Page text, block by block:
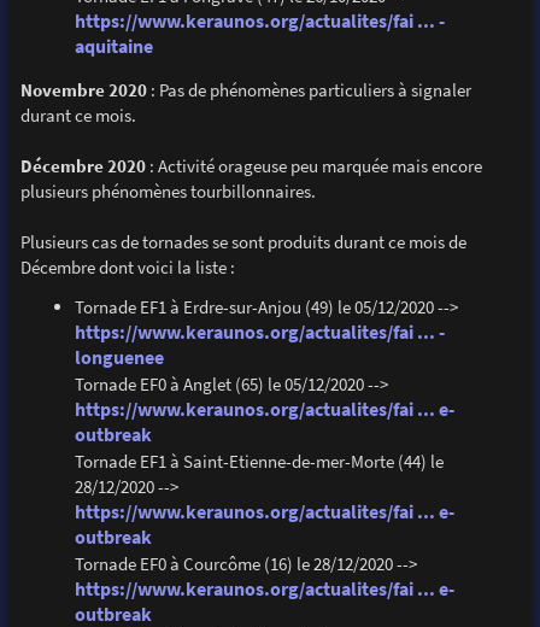
https://www.keraunos.org/actualites/fai ... -
aquitaine
Novembre 2020: Pas de phénomènes particuliers à signaler
durant ce mois.
Décembre 2020: Activité orageuse peu marquée mais encore
plusieurs phénomènes tourbillonnaires.
Plusieurs cas de tornades se sont produits durant ce mois de
Décembre dont voici la liste :
Tornade EF1 à Erdre-sur-Anjou (49) le 05/12/2020 -->
https://www.keraunos.org/actualites/fai ... -
longuenee
Tornade EF0 à Anglet (65) le 05/12/2020 -->
https://www.keraunos.org/actualites/fai ... e-
outbreak
Tornade EF1 à Saint-Etienne-de-mer-Morte (44) le
28/12/2020 -->
https://www.keraunos.org/actualites/fai ... e-
outbreak
Tornade EF0 à Courcôme (16) le 28/12/2020 -->
https://www.keraunos.org/actualites/fai ... e-
outbreak